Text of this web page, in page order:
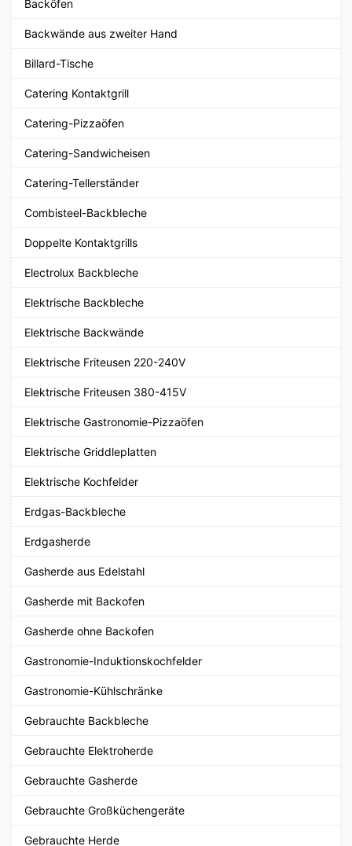
Backöfen
Backwände aus zweiter Hand
Billard-Tische
Catering Kontaktgrill
Catering-Pizzaöfen
Catering-Sandwicheisen
Catering-Tellerständer
Combisteel-Backbleche
Doppelte Kontaktgrills
Electrolux Backbleche
Elektrische Backbleche
Elektrische Backwände
Elektrische Friteusen 220-240V
Elektrische Friteusen 380-415V
Elektrische Gastronomie-Pizzaöfen
Elektrische Griddleplatten
Elektrische Kochfelder
Erdgas-Backbleche
Erdgasherde
Gasherde aus Edelstahl
Gasherde mit Backofen
Gasherde ohne Backofen
Gastronomie-Induktionskochfelder
Gastronomie-Kühlschränke
Gebrauchte Backbleche
Gebrauchte Elektroherde
Gebrauchte Gasherde
Gebrauchte Großküchengeräte
Gebrauchte Herde